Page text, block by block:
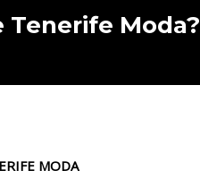
Moda?
MODA